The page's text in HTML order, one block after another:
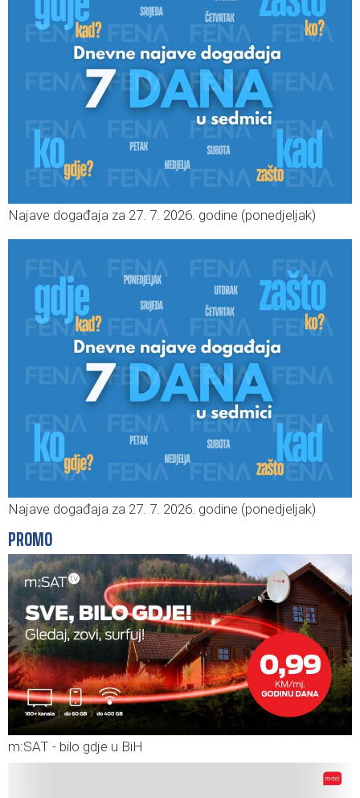
Najave događaja za 27. 7. 2026. godine (ponedjeljak)
Najave događaja za 27. 7. 2026. godine (ponedjeljak)
PROMO
m:SAT - bilo gdje u BiH